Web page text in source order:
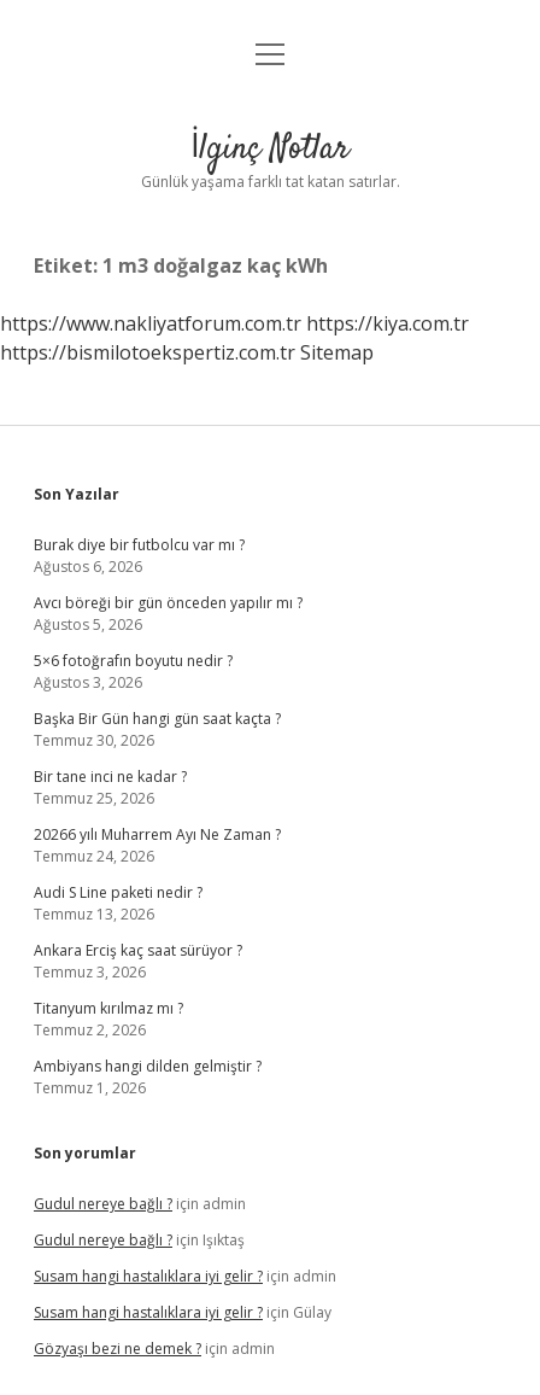
Anasayfa
Yasal Uyarı
menüyü
İlginç Notlar
Günlük yaşama farklı tat katan satırlar.
Etiket: 1 m3 doğalgaz kaç kWh
https://www.nakliyatforum.com.tr https://kiya.com.tr
https://bismilotoekspertiz.com.trSitemap
Sidebar
Son Yazılar
Burak diye bir futbolcu var mı ?
Ağustos 6, 2026
Avcı böreği bir gün önceden yapılır mı ?
Ağustos 5, 2026
5×6 fotoğrafın boyutu nedir ?
Ağustos 3, 2026
Başka Bir Gün hangi gün saat kaçta ?
Temmuz 30, 2026
Bir tane inci ne kadar ?
Temmuz 25, 2026
20266 yılı Muharrem Ayı Ne Zaman ?
Temmuz 24, 2026
Audi S Line paketi nedir ?
Temmuz 13, 2026
Ankara Erciş kaç saat sürüyor ?
Temmuz 3, 2026
Titanyum kırılmaz mı ?
Temmuz 2, 2026
Ambiyans hangi dilden gelmiştir ?
Temmuz 1, 2026
Son yorumlar
Gudul nereye bağlı ? için admin
Gudul nereye bağlı ? için Işıktaş
Susam hangi hastalıklara iyi gelir ? için admin
Susam hangi hastalıklara iyi gelir ? için Gülay
Gözyaşı bezi ne demek ? için admin